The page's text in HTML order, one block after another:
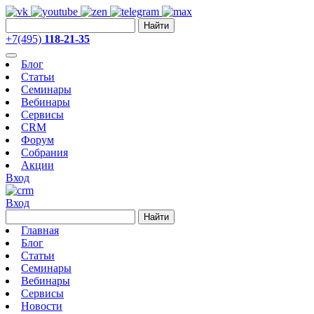
Найти
+7(495) 118-21-35
Блог
Статьи
Семинары
Вебинары
Сервисы
CRM
Форум
Собрания
Акции
Вход
Вход
Найти
Главная
Блог
Статьи
Семинары
Вебинары
Сервисы
Новости